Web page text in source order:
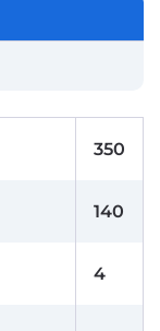
350
140
4